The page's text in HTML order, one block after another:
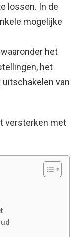
lossen. In de
mogelijke
het
het
van
versterken met